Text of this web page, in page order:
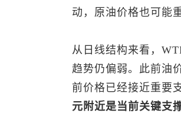
动，原油价格也可能
从日线结构来看，
趋势仍偏弱。此前油
前价格已经接近重要
元附近是当前关键支